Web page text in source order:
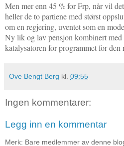
Men mer enn 45 % for Frp, når vil
heller de to partiene med størst
om en regjering, uventet som en
Ny lik og lav pensjon kombinert
katalysatoren for programmet for
Ove Bengt Berg kl. 09:55
Ingen kommentarer:
Legg inn en kommentar
Merk: Bare medlemmer av denne